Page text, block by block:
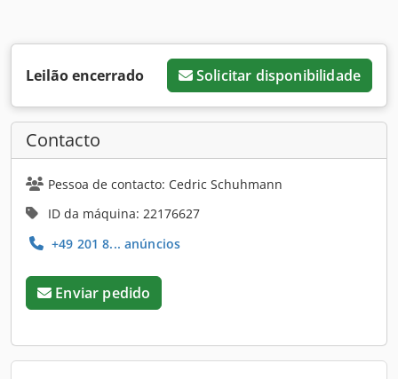
Leilão encerrado Solicitar disponibilidade
Contacto
Pessoa de contacto: Cedric Schuhmann
ID da máquina: 22176627
+49 201 8... anúncios
Enviar pedido